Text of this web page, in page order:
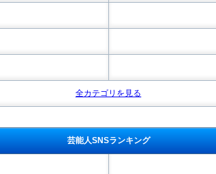
全カテゴリを見る
芸能人SNSランキング